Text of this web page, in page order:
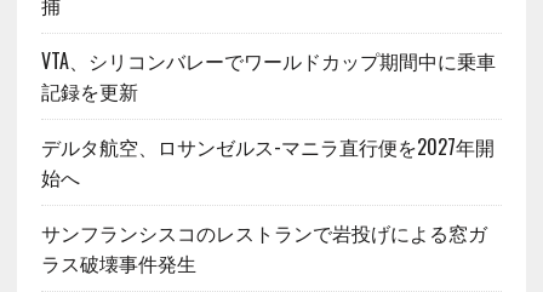
VTA、シリコンバレーでワールドカップ期間中に乗車
記録を更新
デルタ航空、ロサンゼルス-マニラ直行便を2027年開
始へ
サンフランシスコのレストランで岩投げによる窓ガ
ラス破壊事件発生